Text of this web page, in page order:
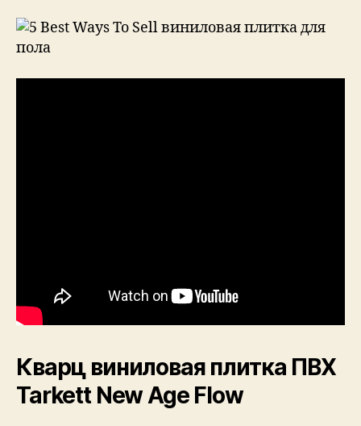
Кварц виниловая плитка ПВХ
Tarkett New Age Flow